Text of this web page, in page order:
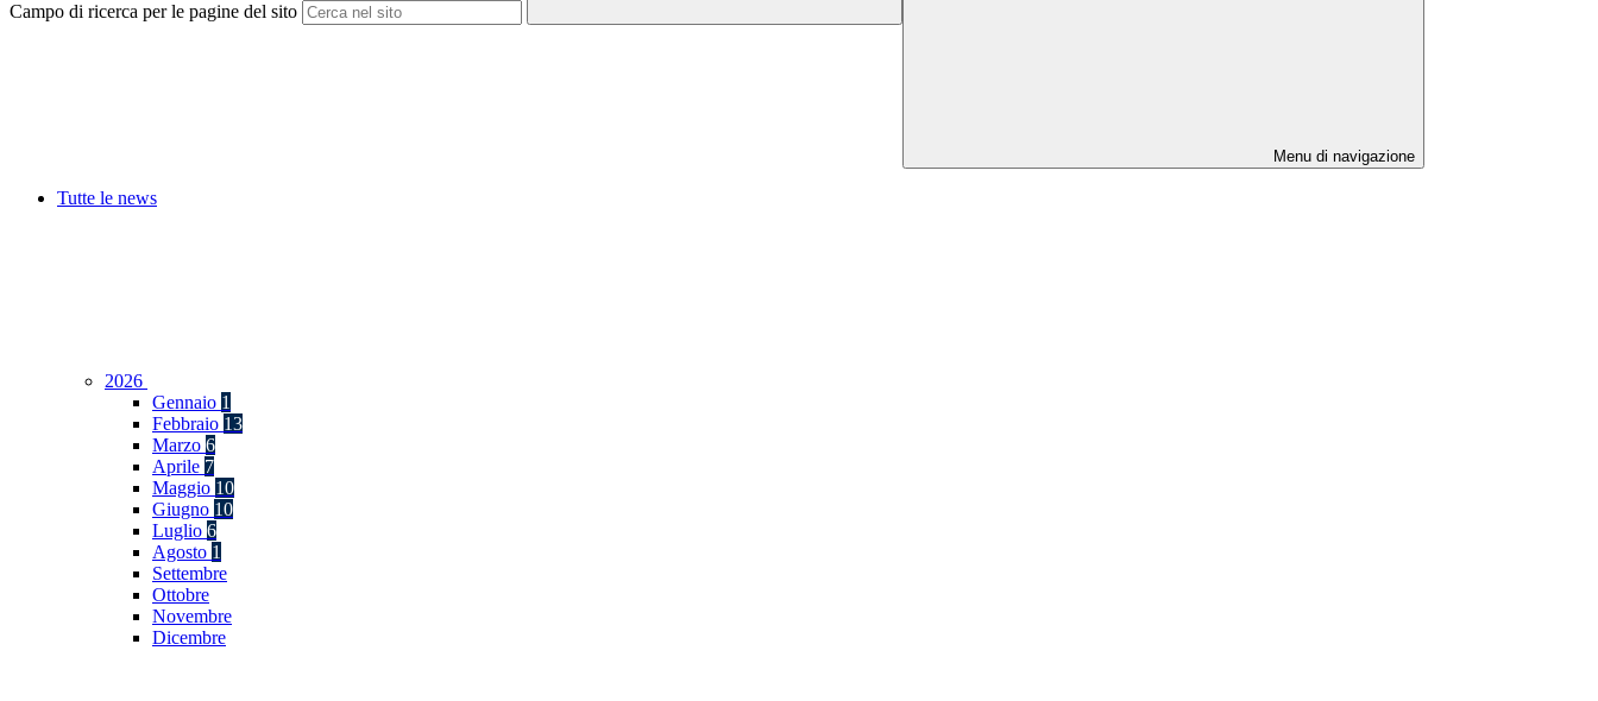
Campo di ricerca per le pagine del sito
Menu di navigazione
Tutte le news
2026
Gennaio 1
Febbraio 13
Marzo 6
Aprile 7
Maggio 10
Giugno 10
Luglio 6
Agosto 1
Settembre
Ottobre
Novembre
Dicembre